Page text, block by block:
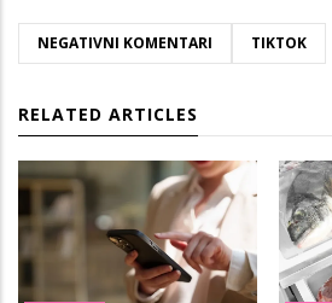
NEGATIVNI KOMENTARI TIKTOK
RELATED ARTICLES